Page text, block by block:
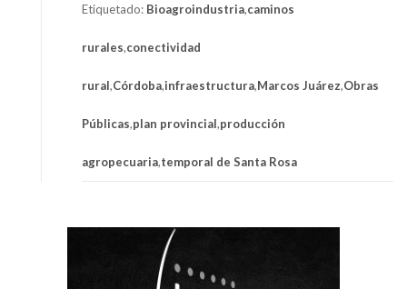
Etiquetado: Bioagroindustria,caminos
rurales,conectividad
rural,Córdoba,infraestructura,Marcos Juárez,Obras
Públicas,plan provincial,producción
agropecuaria,temporal de Santa Rosa